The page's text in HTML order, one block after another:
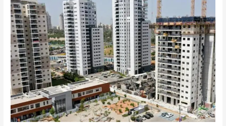
עירונית
רמת
אליהו
ממשיך
להתקדם
בצעדי
ענק